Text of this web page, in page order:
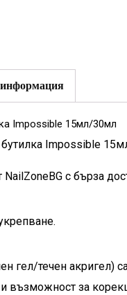
Impossible 15мл/30мл
бутилка Impossible
с бърза
гел/течен
възможност за